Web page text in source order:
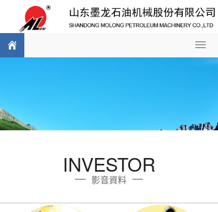
INVESTOR
影音資料